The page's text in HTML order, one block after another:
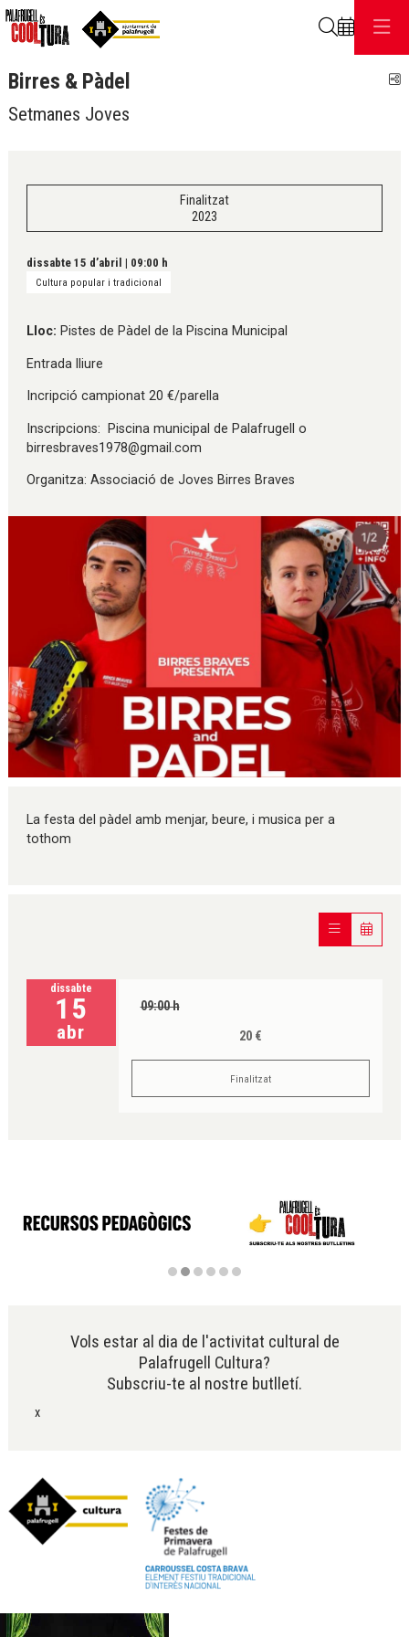
Birres & Pàdel
Setmanes Joves
Finalitzat
2023
dissabte 15 d’abril | 09:00 h
Cultura popular i tradicional
Lloc: Pistes de Pàdel de la Piscina Municipal
Entrada lliure
Incripció campionat 20 €/parella
Inscripcions: Piscina municipal de Palafrugell o
birresbraves1978@gmail.com
Organitza: Associació de Joves Birres Braves
La festa del pàdel amb menjar, beure, i musica per a
tothom
dissabte
15
abr
09:00 h
20 €
Finalitzat
Vols estar al dia de l'activitat cultural de
Palafrugell Cultura?
Subscriu-te al nostre butlletí.
x